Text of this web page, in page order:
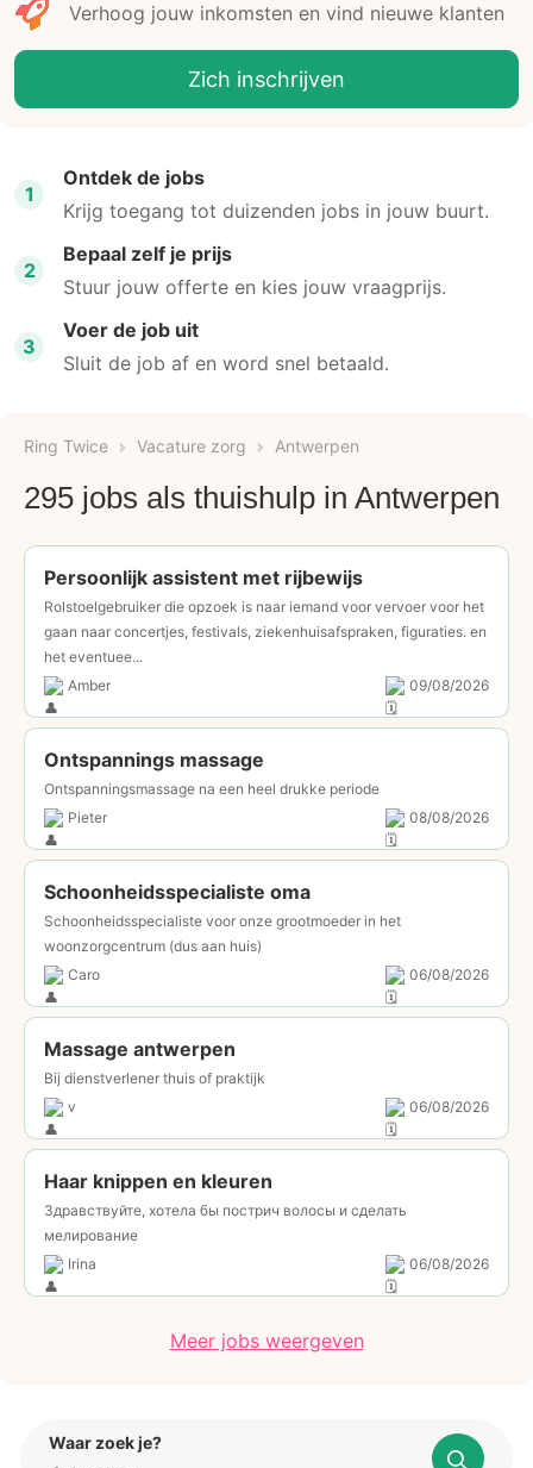
Verhoog jouw inkomsten en vind nieuwe klanten
Zich inschrijven
1
Ontdek de jobs
Krijg toegang tot duizenden jobs in jouw buurt.
2
Bepaal zelf je prijs
Stuur jouw offerte en kies jouw vraagprijs.
3
Voer de job uit
Sluit de job af en word snel betaald.
Ring Twice Vacature zorg Antwerpen
295 jobs als thuishulp in Antwerpen
Persoonlijk assistent met rijbewijs
Rolstoelgebruiker die opzoek is naar iemand voor vervoer voor het
gaan naar concertjes, festivals, ziekenhuisafspraken, figuraties. en
het eventuee...
Amber
09/08/2026
Ontspannings massage
Ontspanningsmassage na een heel drukke periode
Pieter
08/08/2026
Schoonheidsspecialiste oma
Schoonheidsspecialiste voor onze grootmoeder in het
woonzorgcentrum (dus aan huis)
Caro
06/08/2026
Massage antwerpen
Bij dienstverlener thuis of praktijk
v
06/08/2026
Haar knippen en kleuren
Здравствуйте, хотела бы пострич волосы и сделать
мелирование
Irina
06/08/2026
Meer jobs weergeven
Waar zoek je?